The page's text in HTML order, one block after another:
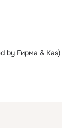
by Fирма & Kas)